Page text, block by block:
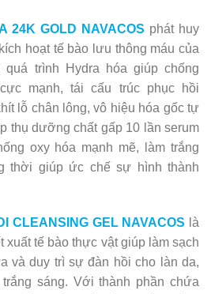
24K GOLD NAVACOS phát huy
hoạt tế bào lưu thông máu của
quá trình Hydra hóa giúp chống
mạnh, tái cấu trúc phục hồi
lỗ chân lông, vô hiệu hóa gốc tự
thụ dưỡng chất gấp 10 lần serum
oxy hóa mạnh mẽ, làm trắng
thời giúp ức chế sự hình thành
CLEANSING GEL NAVACOS là
xuất tế bào thực vật giúp làm sạch
và duy trì sự đàn hồi cho làn da,
sáng. Với thành phần chứa